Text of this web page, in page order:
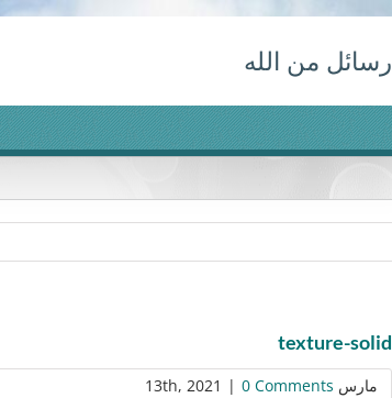
رسائل من الله
texture-solid
مارس 13th, 2021 | 0 Comments